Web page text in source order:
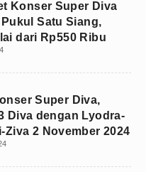
Konser Super Diva
Satu Siang,
dari Rp550 Ribu
Super Diva,
Diva dengan Lyodra-
Ziva 2 November 2024